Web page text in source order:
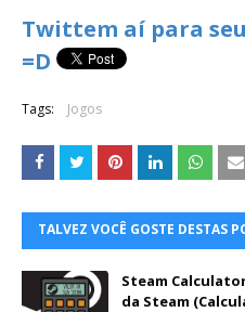
Twittem aí para
=D
Tags: Jogos
TALVEZ VOCÊ GOSTE DESTAS
Steam
da Steam